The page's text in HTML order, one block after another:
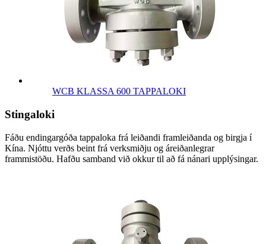
WCB KLASSA 600 TAPPALOKI
Stingaloki
Fáðu endingargóða tappaloka frá leiðandi framleiðanda og birgja í
Kína. Njóttu verðs beint frá verksmiðju og áreiðanlegrar
frammistöðu. Hafðu samband við okkur til að fá nánari upplýsingar.